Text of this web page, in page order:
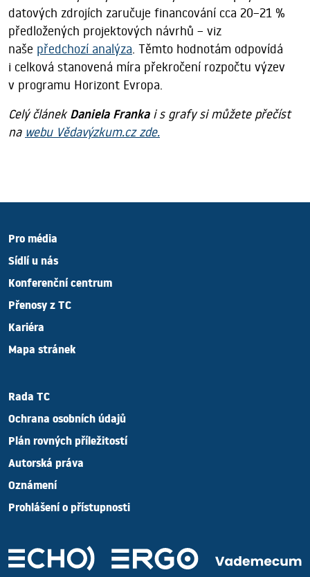
datových zdrojích zaručuje financování cca 20–21 %
předložených projektových návrhů – viz
naše předchozí analýza. Těmto hodnotám odpovídá
i celková stanovená míra překročení rozpočtu výzev
v programu Horizont Evropa.
Celý článekDaniela Frankai s grafy si můžete přečíst
na webu Vědavýzkum.cz zde.
Pro média
Sídlí u nás
Konferenční centrum
Přenosy z TC
Kariéra
Mapa stránek
Rada TC
Ochrana osobních údajů
Plán rovných příležitostí
Autorská práva
Oznámení
Prohlášení o přístupnosti